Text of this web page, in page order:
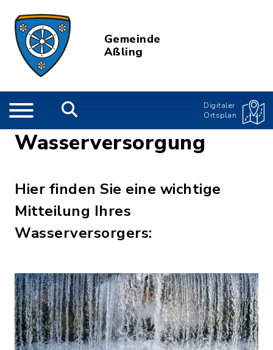
Gemeinde
Aßling
Digitaler
Ortsplan
Wasserversorgung
Hier finden Sie eine wichtige
Mitteilung Ihres
Wasserversorgers: